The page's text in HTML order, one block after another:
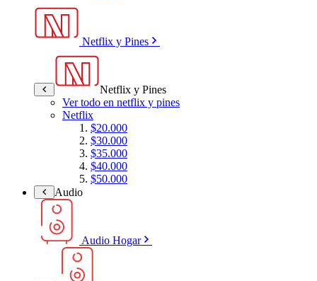
Netflix y Pines
Netflix y Pines
Ver todo en netflix y pines
Netflix
$20.000
$30.000
$35.000
$40.000
$50.000
Audio
Audio Hogar